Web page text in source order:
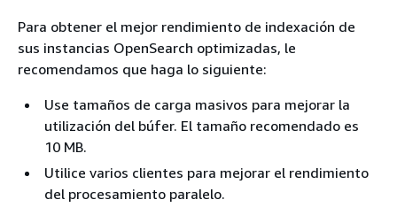
Para obtener el mejor rendimiento de indexación de
sus instancias OpenSearch optimizadas, le
recomendamos que haga lo siguiente:
Use tamaños de carga masivos para mejorar la
utilización del búfer. El tamaño recomendado es
10 MB.
Utilice varios clientes para mejorar el rendimiento
del procesamiento paralelo.